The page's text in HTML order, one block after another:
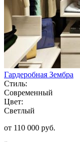
Гардеробная Зембра
Стиль:
Современный
Цвет:
Светлый
от 110 000 руб.